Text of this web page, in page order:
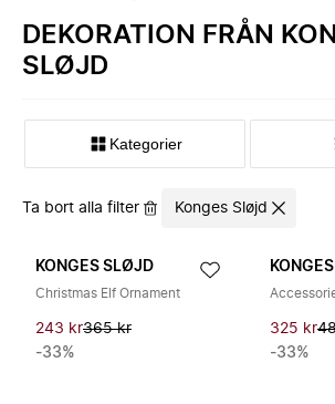
DEKORATION FRÅN
SLØJD
Kategorier
Ta bort alla filter Konges Sløjd
KONGES SLØJD
Christmas Elf Ornament
243 kr365 kr
-33%
325 kr
-33%